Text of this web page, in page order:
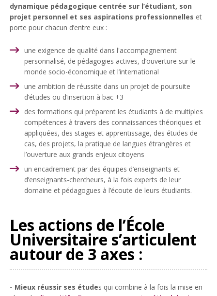
dynamique pédagogique centrée sur l’étudiant, son
projet personnel et ses aspirations professionnelles et
porte pour chacun d’entre eux :
une exigence de qualité dans l'accompagnement
personnalisé, de pédagogies actives, d’ouverture sur le
monde socio-économique et l’international
une ambition de réussite dans un projet de poursuite
d’études ou d’insertion à bac +3
des formations qui préparent les étudiants à de multiples
compétences à travers des connaissances théoriques et
appliquées, des stages et apprentissage, des études de
cas, des projets, la pratique de langues étrangères et
l’ouverture aux grands enjeux citoyens
un encadrement par des équipes d’enseignants et
d’enseignants-chercheurs, à la fois experts de leur
domaine et pédagogues à l’écoute de leurs étudiants.
Les actions de l’École
Universitaire s’articulent
autour de 3 axes :
- Mieux réussir ses études qui combine à la fois la mise en